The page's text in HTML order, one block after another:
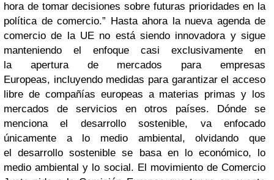
hora de tomar decisiones sobre futuras prioridades en la
política de comercio.” Hasta ahora la nueva agenda de
comercio de la UE no está siendo innovadora y sigue
manteniendo el enfoque casi exclusivamente en
la apertura de mercados para empresas
Europeas, incluyendo medidas para garantizar el acceso
libre de compañías europeas a materias primas y los
mercados de servicios en otros países. Dónde se
menciona el desarrollo sostenible, va enfocado
únicamente a lo medio ambiental, olvidando que
el desarrollo sostenible se basa en lo económico, lo
medio ambiental y lo social. El movimiento de Comercio